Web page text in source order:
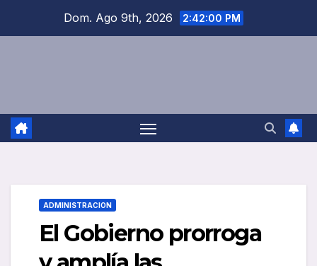
Dom. Ago 9th, 2026 2:42:00 PM
ADMINISTRACION
El Gobierno prorroga